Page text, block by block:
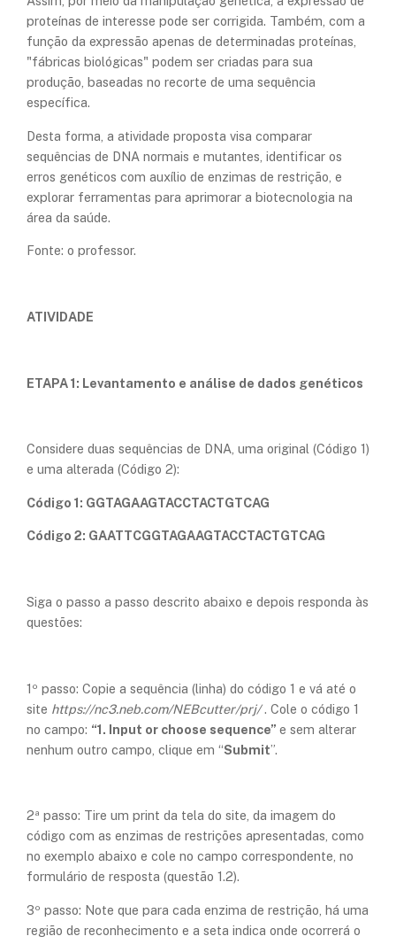
proteínas de interesse pode ser corrigida. Também, com a
função da expressão apenas de determinadas proteínas,
"fábricas biológicas" podem ser criadas para sua
produção, baseadas no recorte de uma sequência
específica.
Desta forma, a atividade proposta visa comparar
sequências de DNA normais e mutantes, identificar os
erros genéticos com auxílio de enzimas de restrição, e
explorar ferramentas para aprimorar a biotecnologia na
área da saúde.
Fonte: o professor.
ATIVIDADE
ETAPA 1: Levantamento e análise de dados genéticos
Considere duas sequências de DNA, uma original (Código 1)
e uma alterada (Código 2):
Código 1: GGTAGAAGTACCTACTGTCAG
Código 2: GAATTCGGTAGAAGTACCTACTGTCAG
Siga o passo a passo descrito abaixo e depois responda às
questões:
1º passo: Copie a sequência (linha) do código 1 e vá até o
site https://nc3.neb.com/NEBcutter/prj/. Cole o código 1
no campo: “1. Input or choose sequence” e sem alterar
nenhum outro campo, clique em “Submit”.
2ª passo: Tire um print da tela do site, da imagem do
código com as enzimas de restrições apresentadas, como
no exemplo abaixo e cole no campo correspondente, no
formulário de resposta (questão 1.2).
3º passo: Note que para cada enzima de restrição, há uma
região de reconhecimento e a seta indica onde ocorrerá o